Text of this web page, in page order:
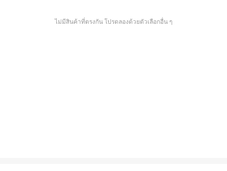
ไม่มีสินค้าที่ตรงกัน โปรดลองด้วยตัวเลือกอื่น ๆ